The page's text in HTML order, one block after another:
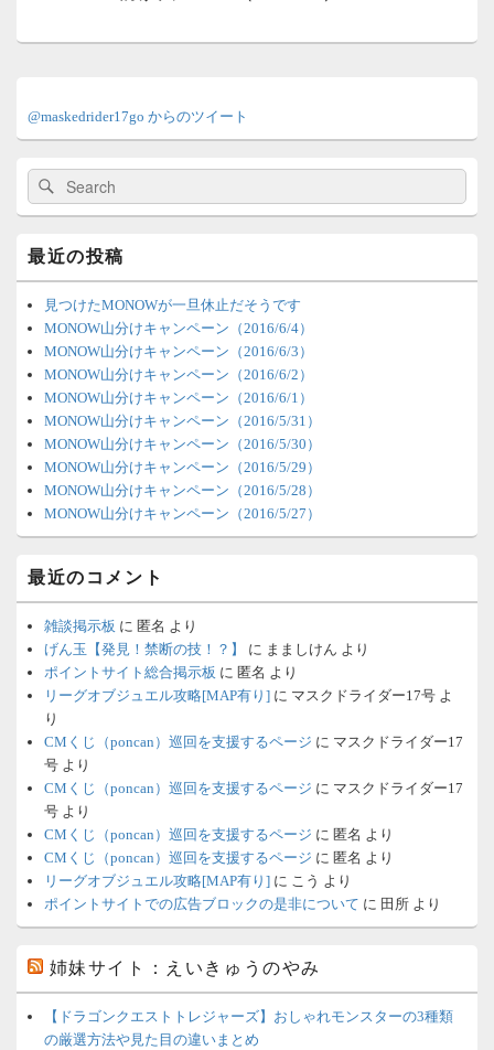
ン
サ
バ
ィ
ジ
ェ
ッ
ア
@maskedrider17go からのツイート
検
索:
検
索
最近の投稿
見つけたMONOWが一旦休止だそうです
MONOW山分けキャンペーン（2016/6/4）
MONOW山分けキャンペーン（2016/6/3）
MONOW山分けキャンペーン（2016/6/2）
MONOW山分けキャンペーン（2016/6/1）
MONOW山分けキャンペーン（2016/5/31）
MONOW山分けキャンペーン（2016/5/30）
MONOW山分けキャンペーン（2016/5/29）
MONOW山分けキャンペーン（2016/5/28）
MONOW山分けキャンペーン（2016/5/27）
最近のコメント
雑談掲示板 に 匿名 より
げん玉【発見！禁断の技！？】
に まましけん より
ポイントサイト総合掲示板 に 匿名 より
リーグオブジュエル攻略[MAP有り] に マスクドライダー17号 よ
り
CMくじ（poncan）巡回を支援するページ に マスクドライダー17
号 より
CMくじ（poncan）巡回を支援するページ に マスクドライダー17
号 より
CMくじ（poncan）巡回を支援するページ に 匿名 より
CMくじ（poncan）巡回を支援するページ に 匿名 より
リーグオブジュエル攻略[MAP有り] に こう より
ポイントサイトでの広告ブロックの是非について に 田所 より
姉妹サイト：えいきゅうのやみ
【ドラゴンクエストトレジャーズ】おしゃれモンスターの3種類
の厳選方法や見た目の違いまとめ